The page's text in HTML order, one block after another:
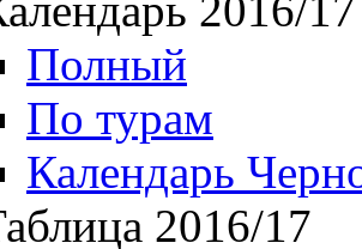
Полный
По турам
Календарь
2016/17